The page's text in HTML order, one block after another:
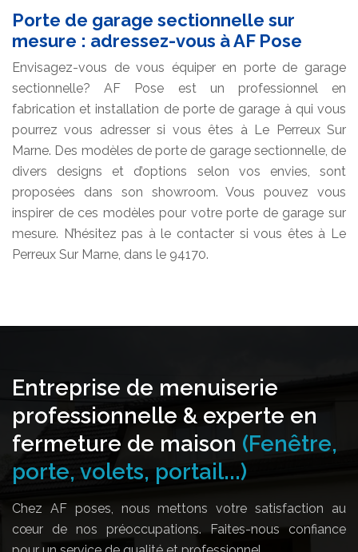
Porte de garage sectionnelle sur
mesure : adressez-vous à AF Pose
Envisagez-vous de vous équiper en porte de garage
sectionnelle? AF Pose est un professionnel en
fabrication et installation de porte de garage à qui vous
pourrez vous adresser si vous êtes à Le Perreux Sur
Marne. Des modèles de porte de garage sectionnelle, de
divers designs et d’options selon vos envies, sont
proposées dans son showroom. Vous pouvez vous
inspirer de ces modèles pour votre porte de garage sur
mesure. N’hésitez pas à le contacter si vous êtes à Le
Perreux Sur Marne, dans le 94170.
Entreprise de menuiserie
professionnelle & experte en
fermeture de maison (Fenêtre,
porte, volets, portail...)
Chez AF poses, nous mettons votre satisfaction au
cœur de nos préoccupations. Faites-nous confiance